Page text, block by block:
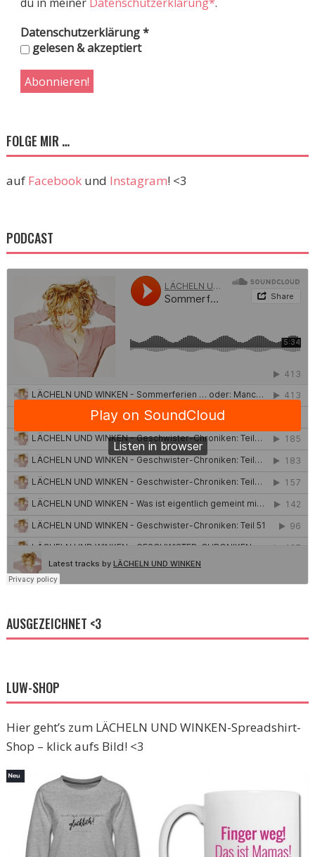
Datenschutzerklärung*
gelesen & akzeptiert
FOLGE MIR …
auf Facebookund Instagram! <3
PODCAST
AUSGEZEICHNET <3
LUW-SHOP
Hier geht’s zum LÄCHELN UND WINKEN-Spreadshirt-
Shop – klick aufs Bild! <3